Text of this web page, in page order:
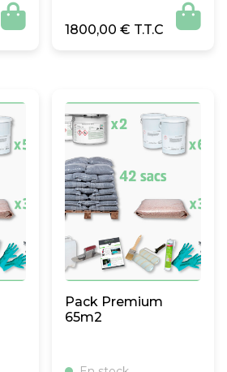
 1800,00€ 
Pack Premium
65m2